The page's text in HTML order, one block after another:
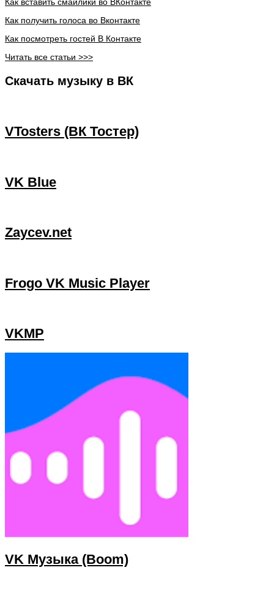
Как получить голоса во Вконтакте
Как посмотреть гостей В Контакте
Читать все статьи >>>
Скачать музыку в ВК
VTosters (ВК Тостер)
VK Blue
Zaycev.net
Frogo VK Music Player
VKMP
VK Музыка (Boom)